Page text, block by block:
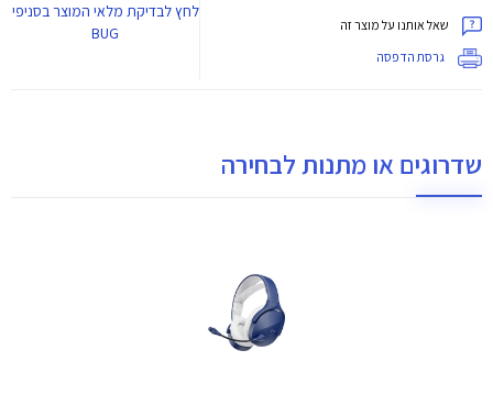
שאל אותנו על מוצר זה
גרסת הדפסה
לחץלבדיקת מלאי המוצר בסניפי
BUG
שדרוגים או מתנות לבחירה